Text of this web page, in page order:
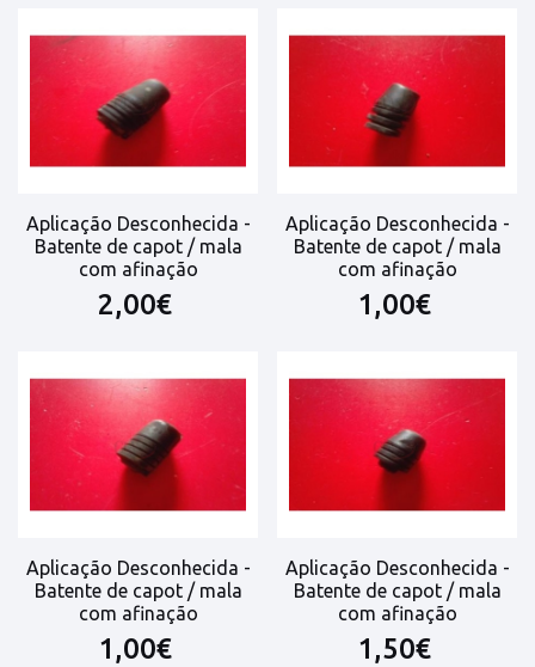
Aplicação Desconhecida -
Batente de capot / mala
com afinação
2,00€
Aplicação Desconhecida -
Batente de capot / mala
com afinação
1,00€
Aplicação Desconhecida -
Batente de capot / mala
com afinação
1,00€
Aplicação Desconhecida -
Batente de capot / mala
com afinação
1,50€